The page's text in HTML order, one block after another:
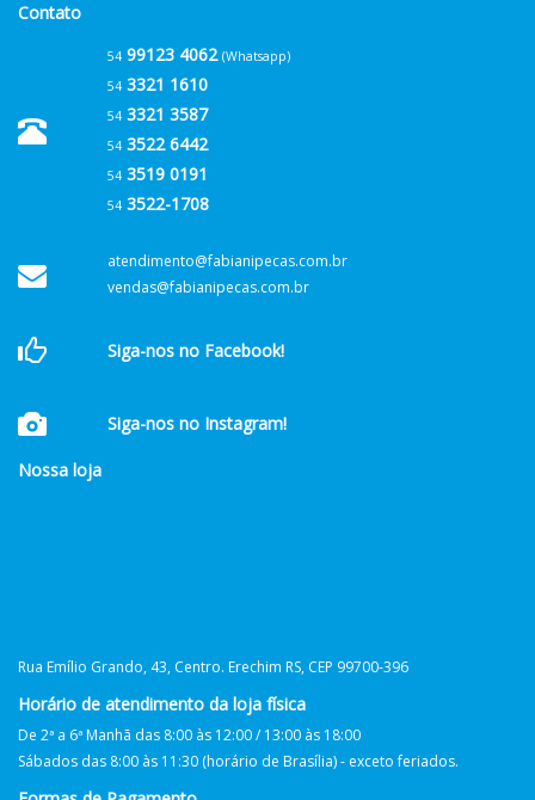
Contato
5499123 4062 (Whatsapp)
543321 1610
543321 3587
543522 6442
543519 0191
543522-1708
atendimento@fabianipecas.com.br
vendas@fabianipecas.com.br
Siga-nos no Facebook!
Siga-nos no Instagram!
Nossa loja
Rua Emílio Grando, 43, Centro. Erechim RS, CEP 99700-396
Horário de atendimento da loja física
De 2ª a 6ª Manhã das 8:00 às 12:00 / 13:00 às 18:00
Sábados das 8:00 às 11:30 (horário de Brasília) - exceto feriados.